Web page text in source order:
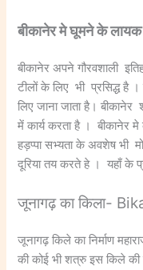
बीकानेर मे घूमने के
बीकानेर अपने गौरवशाली
टीलों के लिए भी प्रसिद्ध है
लिए जाना जाता है।
में कार्य करता है । बीकानेर
हड़प्पा सभ्यता के अवशेष भी
दूरिया तय करते हे । यहाँ के
जूनागढ़ का किला-
जूनागढ़ किले का निर्माण
की कोई भी शत्रु इस किले